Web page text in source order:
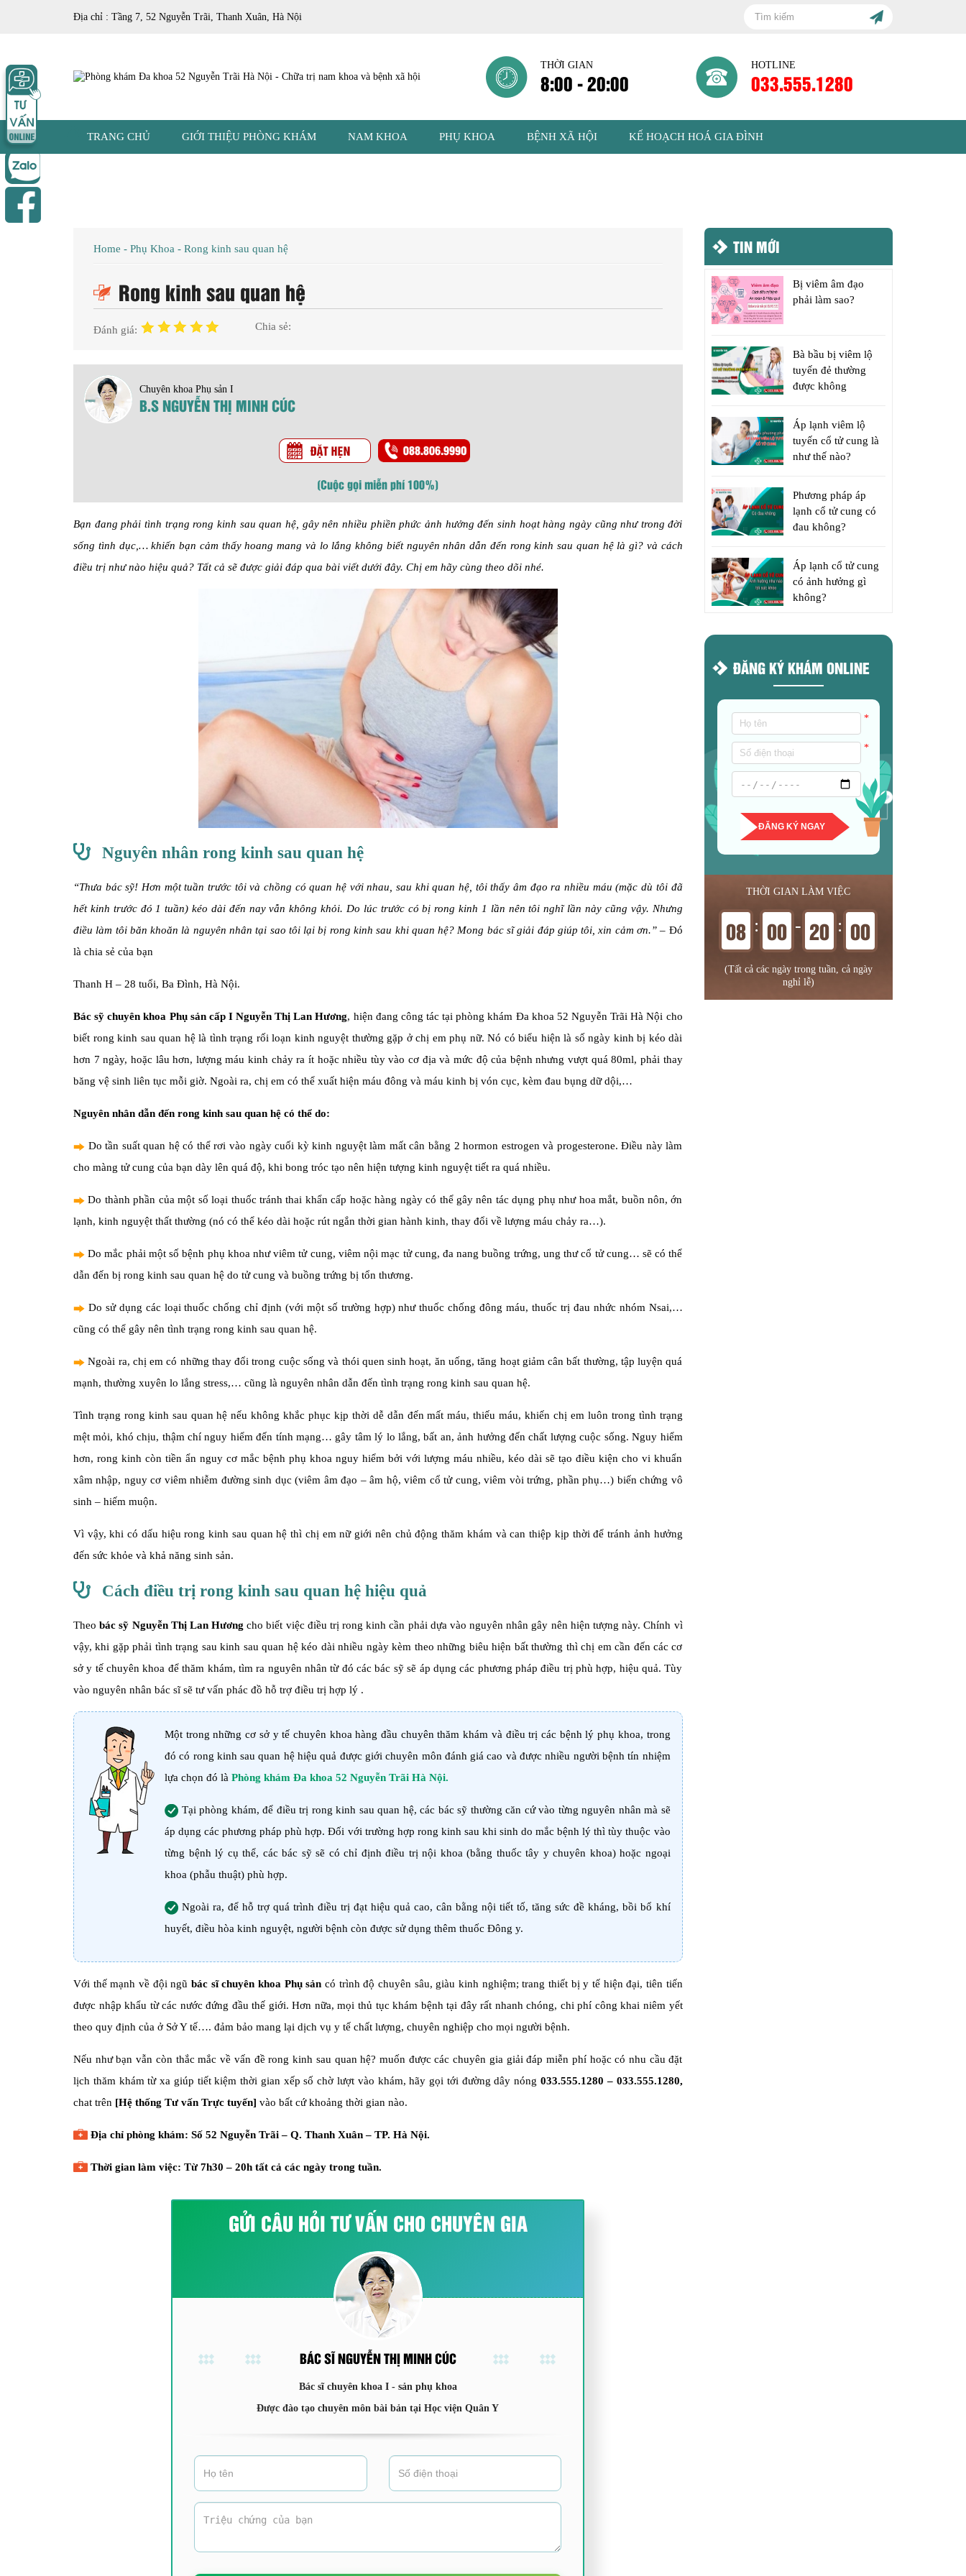
Địa chỉ : Tầng 7, 52 Nguyễn Trãi, Thanh Xuân, Hà Nội
THỜI GIAN
8:00 - 20:00
HOTLINE
033.555.1280
TRANG CHỦ GIỚI THIỆU PHÒNG KHÁM NAM KHOA PHỤ KHOA BỆNH XÃ HỘI KẾ HOẠCH HOÁ GIA ĐÌNH
Home - Phụ Khoa - Rong kinh sau quan hệ
Rong kinh sau quan hệ
Đánh giá: Chia sẻ:
Chuyên khoa Phụ sản I
B.S NGUYỄN THỊ MINH CÚC
(Cuộc gọi miễn phí 100%)
Bạn đang phải tình trạng rong kinh sau quan hệ, gây nên nhiều phiền phức ảnh hưởng đến sinh hoạt hàng ngày cũng như trong đời
sống tình dục,… khiến bạn cảm thấy hoang mang và lo lắng không biết nguyên nhân dẫn đến rong kinh sau quan hệ là gì? và cách
điều trị như nào hiệu quả? Tất cả sẽ được giải đáp qua bài viết dưới đây. Chị em hãy cùng theo dõi nhé.
Nguyên nhân rong kinh sau quan hệ
“Thưa bác sỹ! Hơn một tuần trước tôi và chồng có quan hệ với nhau, sau khi quan hệ, tôi thấy âm đạo ra nhiều máu (mặc dù tôi đã
hết kinh trước đó 1 tuần) kéo dài đến nay vẫn không khỏi. Do lúc trước có bị rong kinh 1 lần nên tôi nghĩ lần này cũng vậy. Nhưng
điều làm tôi băn khoăn là nguyên nhân tại sao tôi lại bị rong kinh sau khi quan hệ? Mong bác sĩ giải đáp giúp tôi, xin cảm ơn.”– Đó
là chia sẻ của bạn
Thanh H – 28 tuổi, Ba Đình, Hà Nội.
Bác sỹ chuyên khoa Phụ sản cấp I Nguyễn Thị Lan Hương, hiện đang công tác tại phòng khám Đa khoa 52 Nguyễn Trãi Hà Nội cho
biết rong kinh sau quan hệ là tình trạng rối loạn kinh nguyệt thường gặp ở chị em phụ nữ. Nó có biểu hiện là số ngày kinh bị kéo dài
hơn 7 ngày, hoặc lâu hơn, lượng máu kinh chảy ra ít hoặc nhiều tùy vào cơ địa và mức độ của bệnh nhưng vượt quá 80ml, phải thay
băng vệ sinh liên tục mỗi giờ. Ngoài ra, chị em có thể xuất hiện máu đông và máu kinh bị vón cục, kèm đau bụng dữ dội,…
Nguyên nhân dẫn đến rong kinh sau quan hệ có thể do:
Do tần suất quan hệ có thể rơi vào ngày cuối kỳ kinh nguyệt làm mất cân bằng 2 hormon estrogen và progesterone. Điều này làm
cho màng tử cung của bạn dày lên quá độ, khi bong tróc tạo nên hiện tượng kinh nguyệt tiết ra quá nhiều.
Do thành phần của một số loại thuốc tránh thai khẩn cấp hoặc hàng ngày có thể gây nên tác dụng phụ như hoa mắt, buồn nôn, ớn
lạnh, kinh nguyệt thất thường (nó có thể kéo dài hoặc rút ngắn thời gian hành kinh, thay đổi về lượng máu chảy ra…).
Do mắc phải một số bệnh phụ khoa như viêm tử cung, viêm nội mạc tử cung, đa nang buồng trứng, ung thư cổ tử cung… sẽ có thể
dẫn đến bị rong kinh sau quan hệ do tử cung và buồng trứng bị tổn thương.
Do sử dụng các loại thuốc chống chỉ định (với một số trường hợp) như thuốc chống đông máu, thuốc trị đau nhức nhóm Nsai,…
cũng có thể gây nên tình trạng rong kinh sau quan hệ.
Ngoài ra, chị em có những thay đổi trong cuộc sống và thói quen sinh hoạt, ăn uống, tăng hoạt giảm cân bất thường, tập luyện quá
mạnh, thường xuyên lo lắng stress,… cũng là nguyên nhân dẫn đến tình trạng rong kinh sau quan hệ.
Tình trạng rong kinh sau quan hệ nếu không khắc phục kịp thời dễ dẫn đến mất máu, thiếu máu, khiến chị em luôn trong tình trạng
mệt mỏi, khó chịu, thậm chí nguy hiểm đến tính mạng… gây tâm lý lo lắng, bất an, ảnh hưởng đến chất lượng cuộc sống. Nguy hiểm
hơn, rong kinh còn tiền ẩn nguy cơ mắc bệnh phụ khoa nguy hiểm bởi với lượng máu nhiều, kéo dài sẽ tạo điều kiện cho vi khuẩn
xâm nhập, nguy cơ viêm nhiễm đường sinh dục (viêm âm đạo – âm hộ, viêm cổ tử cung, viêm vòi trứng, phần phụ…) biến chứng vô
sinh – hiếm muộn.
Vì vậy, khi có dấu hiệu rong kinh sau quan hệ thì chị em nữ giới nên chủ động thăm khám và can thiệp kịp thời để tránh ảnh hưởng
đến sức khỏe và khả năng sinh sản.
Cách điều trị rong kinh sau quan hệ hiệu quả
Theobác sỹ Nguyễn Thị Lan Hương cho biết việc điều trị rong kinh cần phải dựa vào nguyên nhân gây nên hiện tượng này. Chính vì
vậy, khi gặp phải tình trạng sau kinh sau quan hệ kéo dài nhiều ngày kèm theo những biêu hiện bất thường thì chị em cần đến các cơ
sở y tế chuyên khoa để thăm khám, tìm ra nguyên nhân từ đó các bác sỹ sẽ áp dụng các phương pháp điều trị phù hợp, hiệu quả. Tùy
vào nguyên nhân bác sĩ sẽ tư vấn phác đồ hỗ trợ điều trị hợp lý .
Một trong những cơ sở y tế chuyên khoa hàng đầu chuyên thăm khám và điều trị các bệnh lý phụ khoa, trong
đó có rong kinh sau quan hệ hiệu quả được giới chuyên môn đánh giá cao và được nhiều người bệnh tín nhiệm
lựa chọn đó là Phòng khám Đa khoa 52 Nguyễn Trãi Hà Nội.
Tại phòng khám, để điều trị rong kinh sau quan hệ, các bác sỹ thường căn cứ vào từng nguyên nhân mà sẽ
áp dụng các phương pháp phù hợp. Đối với trường hợp rong kinh sau khi sinh do mắc bệnh lý thì tùy thuộc vào
từng bệnh lý cụ thể, các bác sỹ sẽ có chỉ định điều trị nội khoa (bằng thuốc tây y chuyên khoa) hoặc ngoại
khoa (phẫu thuật) phù hợp.
Ngoài ra, để hỗ trợ quá trình điều trị đạt hiệu quả cao, cân bằng nội tiết tố, tăng sức đề kháng, bồi bổ khí
huyết, điều hòa kinh nguyệt, người bệnh còn được sử dụng thêm thuốc Đông y.
Với thế mạnh về đội ngũ bác sĩ chuyên khoa Phụ sản có trình độ chuyên sâu, giàu kinh nghiệm; trang thiết bị y tế hiện đại, tiên tiến
được nhập khẩu từ các nước đứng đầu thế giới. Hơn nữa, mọi thủ tục khám bệnh tại đây rất nhanh chóng, chi phí công khai niêm yết
theo quy định của ở Sở Y tế…. đảm bảo mang lại dịch vụ y tế chất lượng, chuyên nghiệp cho mọi người bệnh.
Nếu như bạn vẫn còn thắc mắc về vấn đề rong kinh sau quan hệ? muốn được các chuyên gia giải đáp miễn phí hoặc có nhu cầu đặt
lịch thăm khám từ xa giúp tiết kiệm thời gian xếp số chờ lượt vào khám, hãy gọi tới đường dây nóng 033.555.1280 – 033.555.1280,
chat trên [Hệ thống Tư vấn Trực tuyến] vào bất cứ khoảng thời gian nào.
Địa chỉ phòng khám: Số 52 Nguyễn Trãi – Q. Thanh Xuân – TP. Hà Nội.
Thời gian làm việc: Từ 7h30 – 20h tất cả các ngày trong tuần.
GỬI CÂU HỎI TƯ VẤN CHO CHUYÊN GIA
BÁC SĨ NGUYỄN THỊ MINH CÚC
Bác sĩ chuyên khoa I - sản phụ khoa
Được đào tạo chuyên môn bài bản tại Học viện Quân Y
TIN MỚI
Bị viêm âm đạo
phải làm sao?
Bà bầu bị viêm lộ
tuyến đẻ thường
được không
Áp lạnh viêm lộ
tuyến cổ tử cung là
như thế nào?
Phương pháp áp
lạnh cổ tử cung có
đau không?
Áp lạnh cổ tử cung
có ảnh hưởng gì
không?
ĐĂNG KÝ KHÁM ONLINE
*
*
ĐĂNG KÝ NGAY
THỜI GIAN LÀM VIỆC
08 : 00 - 20 : 00
(Tất cả các ngày trong tuần, cả ngày
nghỉ lễ)